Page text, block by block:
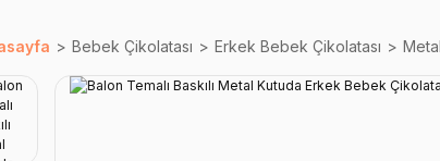
Bebek Çikolatası Erkek Bebek Çikolatası